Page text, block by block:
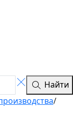
Найти
/